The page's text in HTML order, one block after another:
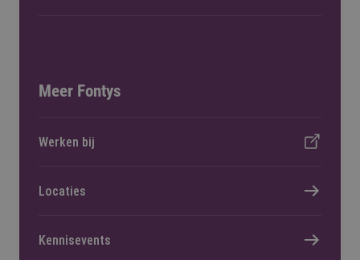
Meer Fontys
Werken bij
Locaties
Kennisevents